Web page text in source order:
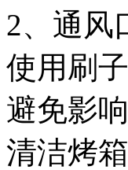
2、通风
使用刷
避免影
清洁烤